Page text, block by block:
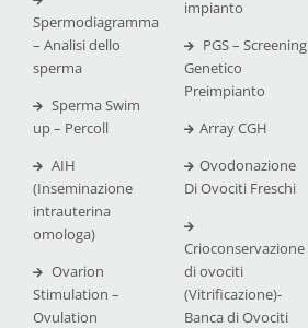
Spermodiagramma
– Analisi dello
sperma
Sperma Swim
up – Percoll
AIH
(Inseminazione
intrauterina
omologa)
Ovarion
Stimulation –
Ovulation
impianto
PGS – Screening
Genetico
Preimpianto
Array CGH
Ovodonazione
Di Ovociti Freschi
Crioconservazione
di ovociti
(Vitrificazione)-
Banca di Ovociti